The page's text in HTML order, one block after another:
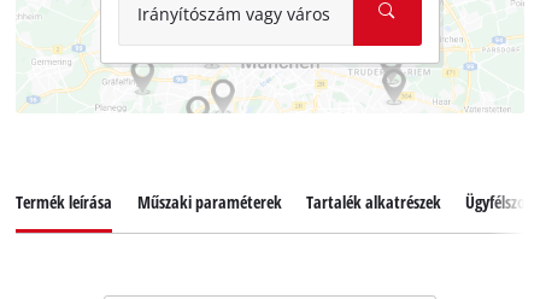
Irányítószám vagy város
Termék leírása Műszaki paraméterek Tartalék alkatrészek